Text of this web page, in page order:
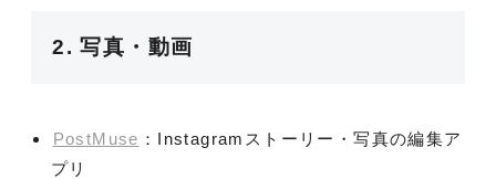
2. 写真・動画
PostMuse ：Instagramストーリー・写真の編集ア
プリ